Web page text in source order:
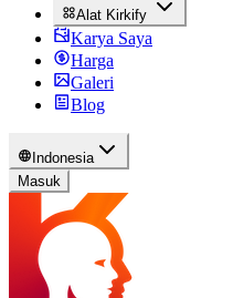
Alat Kirkify
Karya Saya
Harga
Galeri
Blog
Indonesia
Masuk